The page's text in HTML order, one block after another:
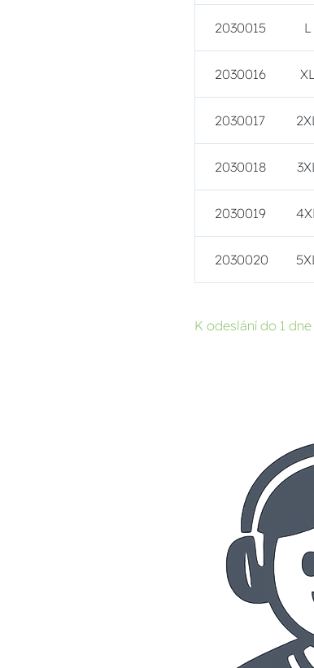
2030015 L
2030016 XL
2030017
2030018
2030019
2030020
K odeslání do 1 dne